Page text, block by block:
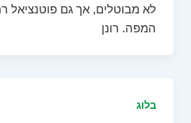
לא מבוטלים, אך גם פוטנציאל
המפה. רונן
בלוג